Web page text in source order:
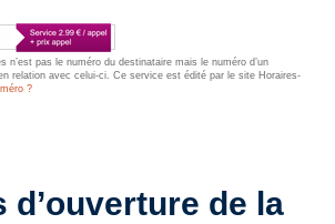
n’est pas le numéro du destinataire mais le numéro d’un
relation avec celui-ci. Ce service est édité par le site Horaires-
?
d’ouverture de la